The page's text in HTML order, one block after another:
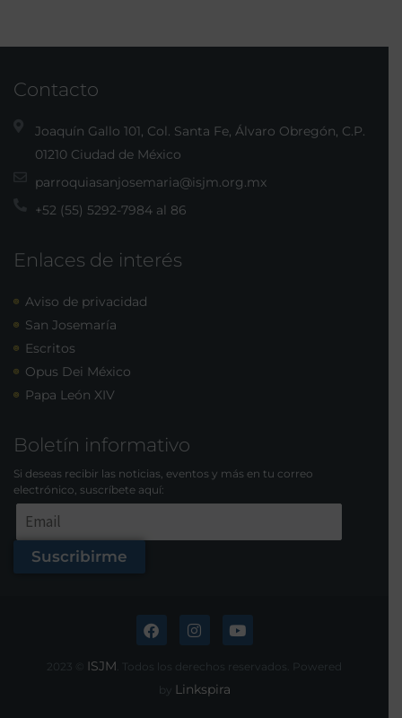
Contacto
Joaquín Gallo 101, Col. Santa Fe, Álvaro Obregón, C.P.
01210 Ciudad de México
parroquiasanjosemaria@isjm.org.mx
+52 (55) 5292-7984 al 86
Enlaces de interés
Aviso de privacidad
San Josemaría
Escritos
Opus Dei México
Papa León XIV
Boletín informativo
Si deseas recibir las noticias, eventos y más en tu correo
electrónico, suscríbete aquí:
Suscribirme
2023 © ISJM . Todos los derechos reservados. Powered
by Linkspira